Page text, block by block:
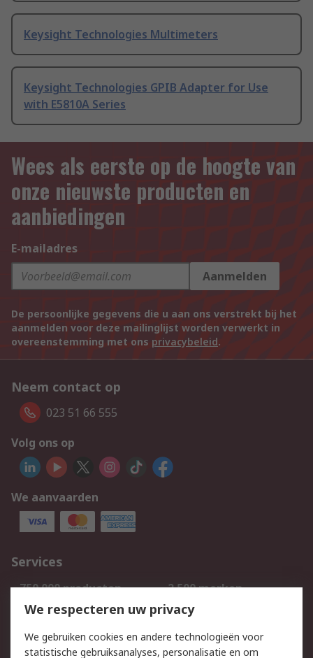
Keysight Technologies Multimeters
Keysight Technologies GPIB Adapter for Use
with E5810A Series
Wees als eerste op de hoogte van
onze nieuwste producten en
aanbiedingen
E-mailadres
Aanmelden
De persoonlijke gegevens die u aan ons verstrekt bij het
aanmelden voor deze mailinglijst worden verwerkt in
overeenstemming met ons privacybeleid.
Neem contact op
023 51 66 555
Volg ons op
We aanvaarden
Services
750.000 producten
2.500 merken
Bestellen
Inkoopoplossingen
Track & Trace
We respecteren uw privacy
We gebruiken cookies en andere technologieën voor
statistische gebruiksanalyses, personalisatie en om